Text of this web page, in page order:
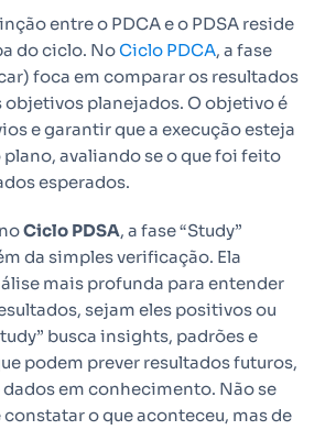
entre o PDCA e o PDSA reside
do ciclo. NoCiclo PDCA, a fase
foca em comparar os resultados
planejados. O objetivo é
e garantir que a execução esteja
avaliando se o que foi feito
esperados.
Ciclo PDSA, a fase “Study”
da simples verificação. Ela
mais profunda para entender
sejam eles positivos ou
busca insights, padrões e
podem prever resultados futuros,
em conhecimento. Não se
o que aconteceu, mas de